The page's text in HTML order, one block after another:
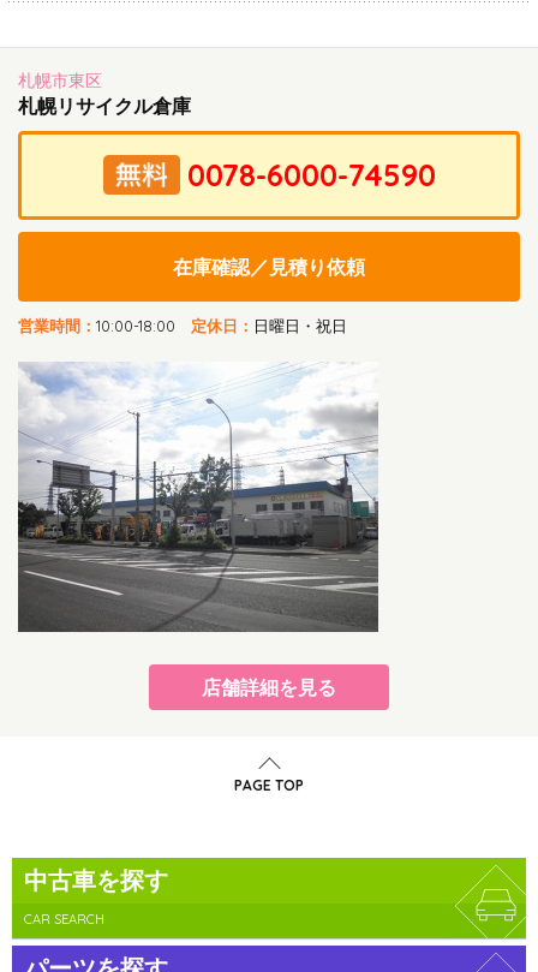
札幌市東区
札幌リサイクル倉庫
在庫確認／見積り依頼
営業時間： 10:00-18:00 定休日： 日曜日・祝日
店舗詳細を見る
PAGE TOP
中古車を探す
CAR SEARCH